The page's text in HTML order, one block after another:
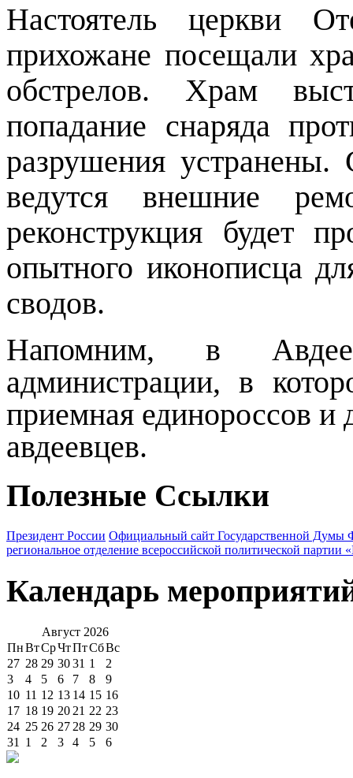
Настоятель церкви
прихожане посещали
обстрелов. Храм
попадание снаряда
разрушения устранены.
ведутся внешние
реконструкция будет
опытного иконописца
сводов.
Напомним, в
администрации, в
приемная единороссов
авдеевцев.
Полезные Ссылки
Президент России Официальный сайт Государственной Думы
региональное отделение всероссийской политической партии
Календарь
Август 2026
ПнВтСрЧтПтСбВс
27 28 29 3031 1
2
3
4 5 6 7 8
9
10 11 12 13 14 15 16
17 18 19 20 21 22 23
24 25 26 27 28 29 30
31
1 2 3 4 5 6